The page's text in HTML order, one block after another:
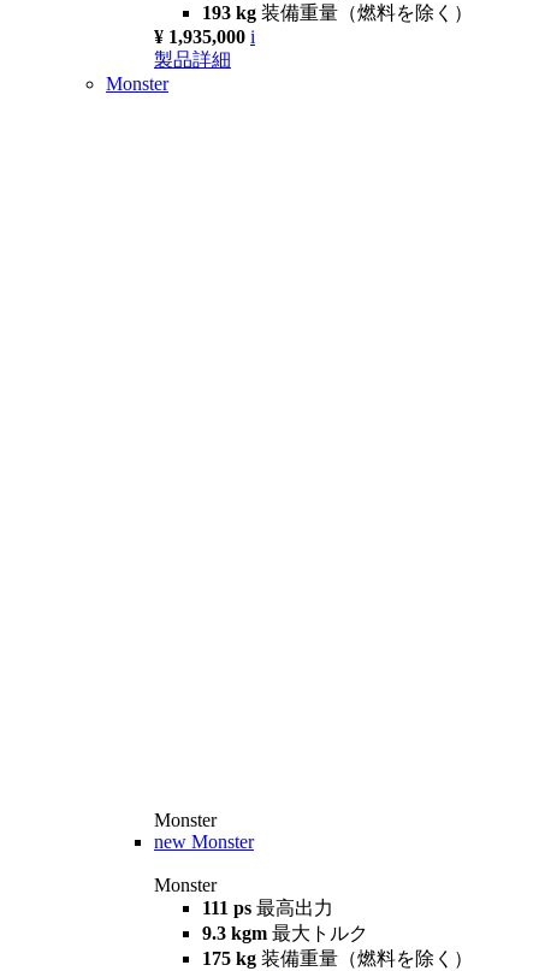
193 kg 装備重量（燃料を除く）
¥ 1,935,000 i
製品詳細
Monster
Monster
new Monster
Monster
111 ps 最高出力
9.3 kgm 最大トルク
175 kg 装備重量（燃料を除く）